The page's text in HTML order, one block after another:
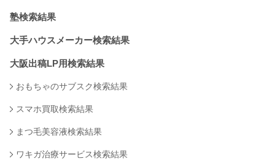
塾検索結果
大手ハウスメーカー検索結果
大阪出稿LP用検索結果
おもちゃのサブスク検索結果
スマホ買取検索結果
まつ毛美容液検索結果
ワキガ治療サービス検索結果